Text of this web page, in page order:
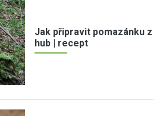
Jak připravit pomazánku z
hub | recept